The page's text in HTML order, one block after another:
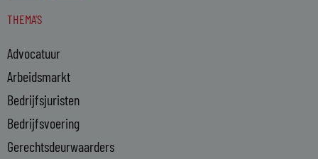
k
d
i
n
-
i
n
THEMA'S
Advocatuur
Arbeidsmarkt
Bedrijfsjuristen
Bedrijfsvoering
Gerechtsdeurwaarders